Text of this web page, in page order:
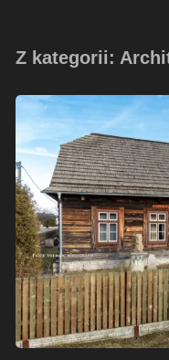
Z kategorii:
Drewniany
budynek
z
końca
XIX
wieku
w
Kolonowskiem